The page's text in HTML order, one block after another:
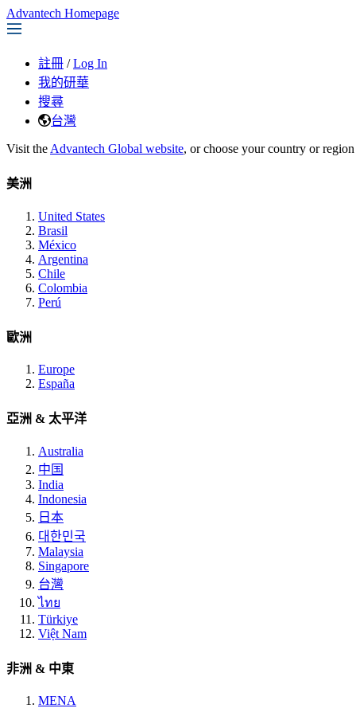
Advantech Homepage
註冊 / Log In
我的研華
搜尋
台灣
Visit the Advantech Global website, or choose your country or
美洲
United States
Brasil
México
Argentina
Chile
Colombia
Perú
歐洲
Europe
España
亞洲 & 太平洋
Australia
中国
India
Indonesia
日本
대한민국
Malaysia
Singapore
台灣
ไทย
Türkiye
Việt Nam
非洲 & 中東
MENA